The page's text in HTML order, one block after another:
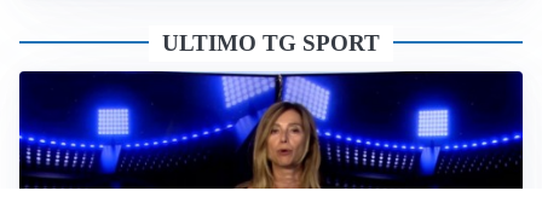
ULTIMO TG SPORT